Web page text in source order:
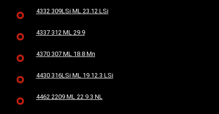
4332 309LSi ML 23.12 LSi
4337 312 ML 29.9
4370 307 ML 18.8 Mn
4430 316LSi ML 19.12.3 LSi
4462 2209 ML 22.9.3 NL